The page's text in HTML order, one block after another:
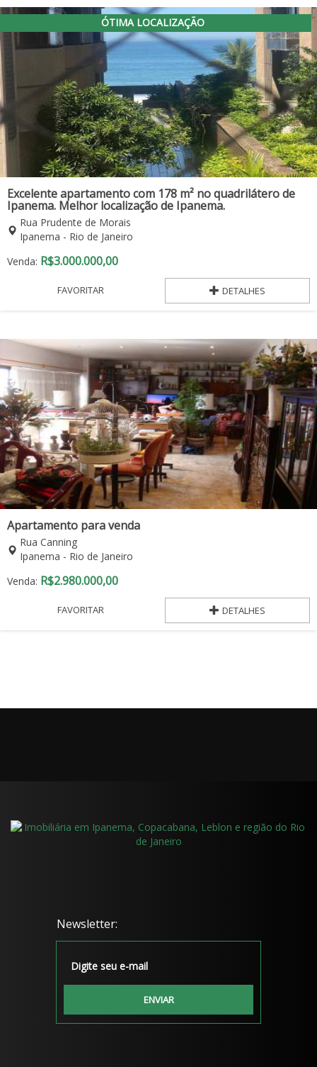
ÓTIMA LOCALIZAÇÃO
Excelente apartamento com 178 m² no quadrilátero de
Ipanema. Melhor localização de Ipanema.
Rua Prudente de Morais
Ipanema - Rio de Janeiro
Venda: R$3.000.000,00
FAVORITAR DETALHES
Apartamento para venda
Rua Canning
Ipanema - Rio de Janeiro
Venda: R$2.980.000,00
FAVORITAR DETALHES